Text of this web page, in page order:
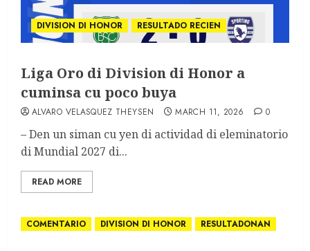
DIVISION DI HONOR RESULTADO RECIEN
Liga Oro di Division di Honor a
cuminsa cu poco buya
ALVARO VELASQUEZ THEYSEN MARCH 11, 2026 0
– Den un siman cu yen di actividad di eleminatorio
di Mundial 2027 di...
READ MORE
COMENTARIO DIVISION DI HONOR RESULTADONAN